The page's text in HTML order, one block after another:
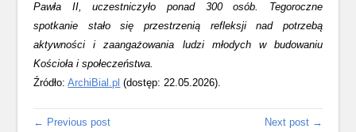
Pawła II, uczestniczyło ponad 300 osób. Tegoroczne
spotkanie stało się przestrzenią refleksji nad potrzebą
aktywności i zaangażowania ludzi młodych w budowaniu
Kościoła i społeczeństwa.
Źródło:ArchiBial.pl (dostęp: 22.05.2026).
← Previous post Next post →